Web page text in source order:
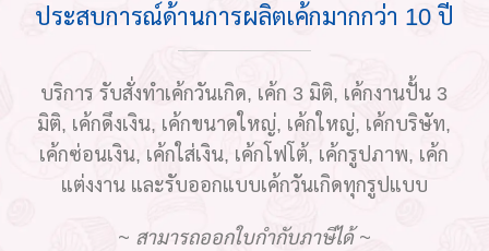
ประสบการณ์ด้านการผลิตเค้กมากกว่า 10 ปี
บริการ รับสั่งทำเค้กวันเกิด, เค้ก 3 มิติ, เค้กงานปั้น 3
มิติ, เค้กดึงเงิน, เค้กขนาดใหญ่, เค้กใหญ่, เค้กบริษัท,
เค้กซ่อนเงิน, เค้กใส่เงิน, เค้กโฟโต้, เค้กรูปภาพ, เค้ก
แต่งงาน และรับออกแบบเค้กวันเกิดทุกรูปแบบ
~ สามารถออกใบกำกับภาษีได้ ~